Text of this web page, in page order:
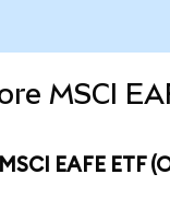
MSCI
EAFE ETF